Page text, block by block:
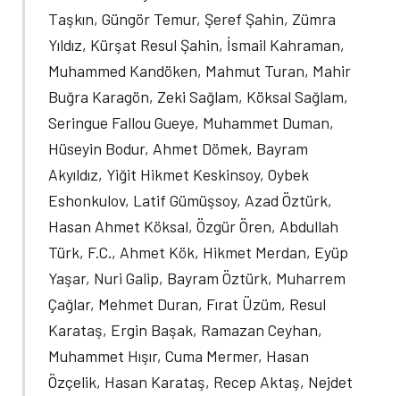
Taşkın, Güngör Temur, Şeref Şahin, Zümra
Yıldız, Kürşat Resul Şahin, İsmail Kahraman,
Muhammed Kandöken, Mahmut Turan, Mahir
Buğra Karagön, Zeki Sağlam, Köksal Sağlam,
Seringue Fallou Gueye, Muhammet Duman,
Hüseyin Bodur, Ahmet Dömek, Bayram
Akyıldız, Yiğit Hikmet Keskinsoy, Oybek
Eshonkulov, Latif Gümüşsoy, Azad Öztürk,
Hasan Ahmet Köksal, Özgür Ören, Abdullah
Türk, F.C., Ahmet Kök, Hikmet Merdan, Eyüp
Yaşar, Nuri Galip, Bayram Öztürk, Muharrem
Çağlar, Mehmet Duran, Fırat Üzüm, Resul
Karataş, Ergin Başak, Ramazan Ceyhan,
Muhammet Hışır, Cuma Mermer, Hasan
Özçelik, Hasan Karataş, Recep Aktaş, Nejdet